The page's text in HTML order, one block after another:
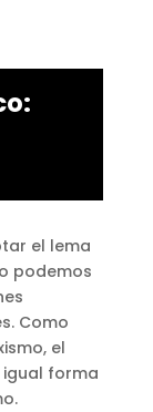
el lema
podemos
Como
el
igual forma